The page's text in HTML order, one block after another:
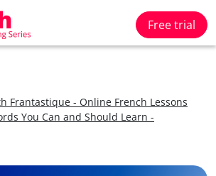
Free trial
Frantastique - Online French Lessons
You Can and Should Learn -